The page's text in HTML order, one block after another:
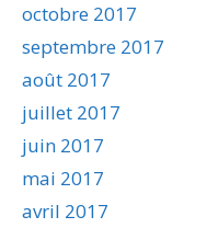
octobre 2017
septembre 2017
août 2017
juillet 2017
juin 2017
mai 2017
avril 2017